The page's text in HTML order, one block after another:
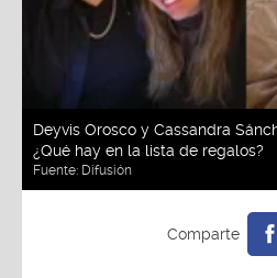
Deyvis Orosco y Cassandra
¿Qué hay en la lista de regalos?
Fuente: Difusión